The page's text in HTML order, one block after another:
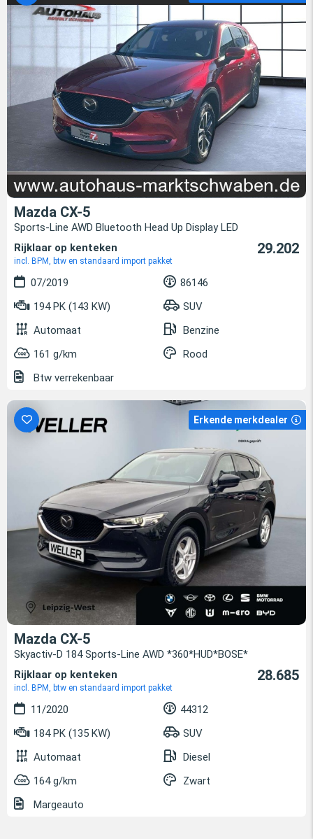
Mazda CX-5
Sports-Line AWD Bluetooth Head Up Display LED
Rijklaar op kenteken
incl. BPM, btw en standaard import pakket
29.202
07/2019
86146
194 PK (143 KW)
SUV
Automaat
Benzine
161 g/km
Rood
Btw verrekenbaar
Erkende merkdealer
Mazda CX-5
Skyactiv-D 184 Sports-Line AWD *360*HUD*BOSE*
Rijklaar op kenteken
incl. BPM, btw en standaard import pakket
28.685
11/2020
44312
184 PK (135 KW)
SUV
Automaat
Diesel
164 g/km
Zwart
Margeauto